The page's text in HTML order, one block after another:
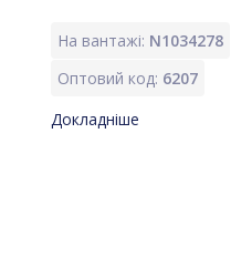
На вантажі: N1034278
Оптовий код: 6207
Докладніше